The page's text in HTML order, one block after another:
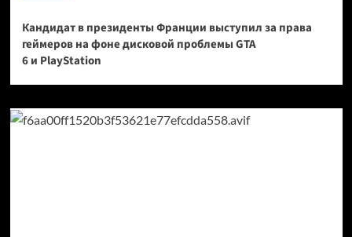
Кандидат в президенты Франции выступил за права
геймеров на фоне дисковой проблемы GTA
6 и PlayStation